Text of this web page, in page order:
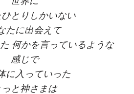
ひとりしかいない
たに出会えて
何かを言っているような
感じで
に入っていった
っと神さまは